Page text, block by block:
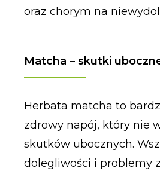
oraz chorym na
Matcha – skutki
Herbata matcha to
zdrowy napój, który nie
skutków ubocznych.
dolegliwości i problemy